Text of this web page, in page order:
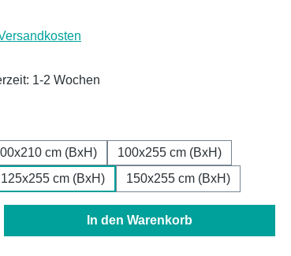
1-2 Wochen
cm (BxH)
100x255 cm (BxH)
125x255 cm (BxH) 150x255 cm (BxH)
Gib den gewünschten Wert ein
In den Warenkorb